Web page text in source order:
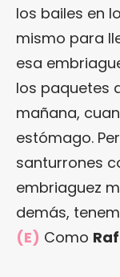
los bailes en
mismo para
esa
los paquetes
mañana,
estómago.
santurrones
embriaguez
demás,
(E) Como